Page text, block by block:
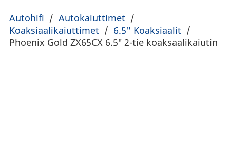
Autohifi / Autokaiuttimet /
Koaksiaalikaiuttimet / 6.5" Koaksiaalit /
Phoenix Gold ZX65CX 6.5″ 2-tie koaksaalikaiutin